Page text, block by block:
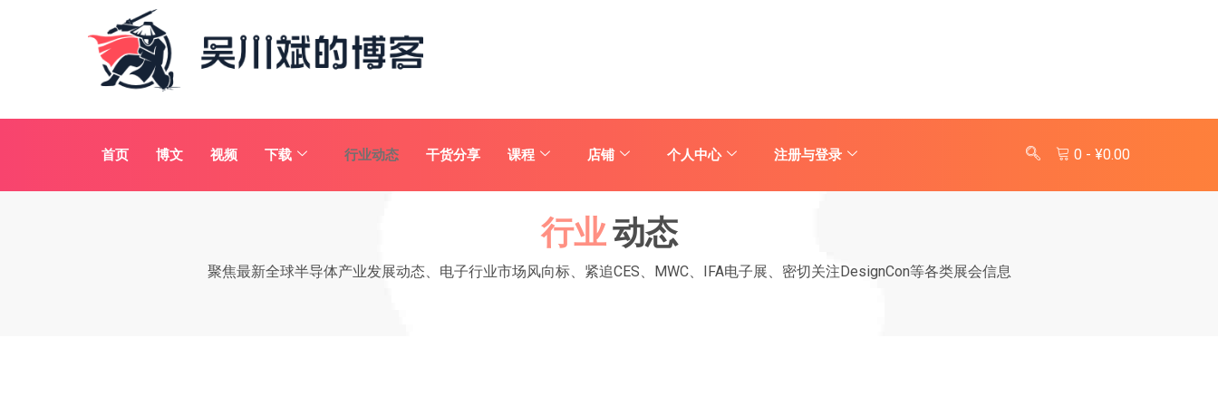
首页 博文 视频 下载 行业动态 干货分享 课程 店铺 个人中心 注册与登录 0 - ¥0.00
行业动态
聚焦最新全球半导体产业发展动态、电子行业市场风向标、紧追CES、MWC、IFA电子展、密切关注DesignCon等各类展会信息